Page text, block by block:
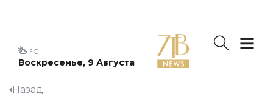
Воскресенье, 9 Августа
°C
Назад